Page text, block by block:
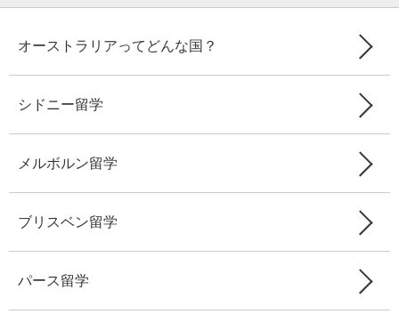
オーストラリアってどんな国？
シドニー留学
メルボルン留学
ブリスベン留学
パース留学